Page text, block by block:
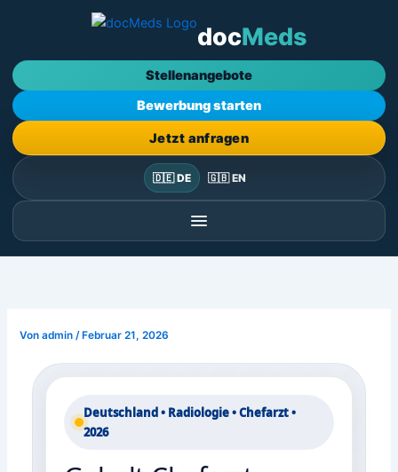
docMeds
Stellenangebote
Bewerbung starten
Jetzt anfragen
🇩🇪 DE 🇬🇧 EN
Vonadmin /Februar 21, 2026
Deutschland • Radiologie • Chefarzt •
2026